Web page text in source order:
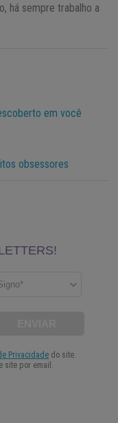
há sempre trabalho a
em você
obsessores